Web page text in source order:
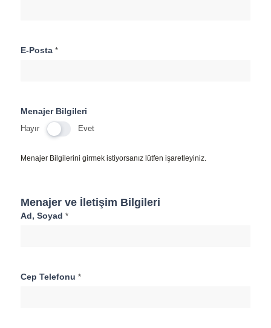
E-Posta *
Menajer Bilgileri
Hayır
Evet
Menajer Bilgilerini girmek istiyorsanız lütfen işaretleyiniz.
Menajer ve İletişim Bilgileri
Ad, Soyad *
Cep Telefonu *